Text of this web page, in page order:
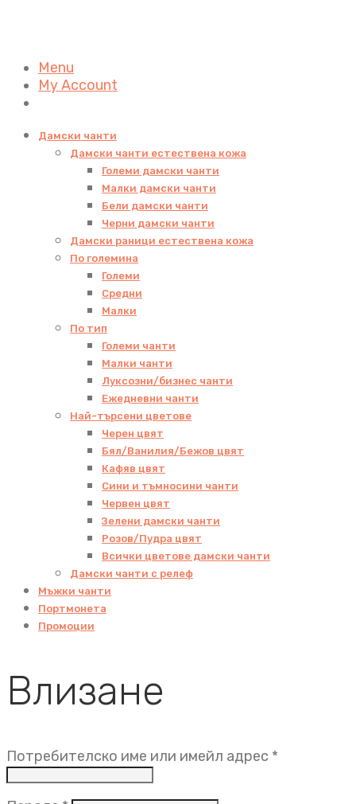
Menu
My Account
Дамски чанти
Дамски чанти естествена кожа
Големи дамски чанти
Малки дамски чанти
Бели дамски чанти
Черни дамски чанти
Дамски раници естествена кожа
По големина
Големи
Средни
Малки
По тип
Големи чанти
Малки чанти
Луксозни/бизнес чанти
Ежедневни чанти
Най-търсени цветове
Черен цвят
Бял/Ванилия/Бежов цвят
Кафяв цвят
Сини и тъмносини чанти
Червен цвят
Зелени дамски чанти
Розов/Пудра цвят
Всички цветове дамски чанти
Дамски чанти с релеф
Мъжки чанти
Портмонета
Промоции
Влизане
Потребителско име или имейл адрес *